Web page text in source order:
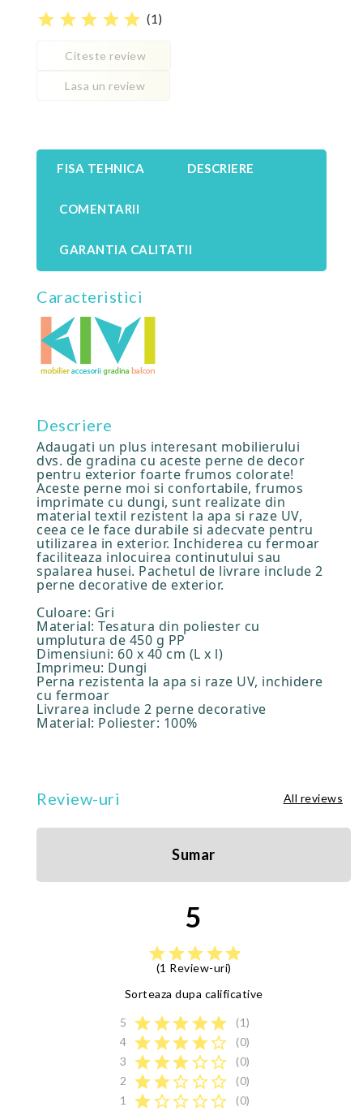
star star star star star (1)
Citeste review
Lasa un review
FISA TEHNICA DESCRIERE
COMENTARII
GARANTIA CALITATII
Caracteristici
Descriere
Adaugati un plus interesant mobilierului
dvs. de gradina cu aceste perne de decor
pentru exterior foarte frumos colorate!
Aceste perne moi si confortabile, frumos
imprimate cu dungi, sunt realizate din
material textil rezistent la apa si raze UV,
ceea ce le face durabile si adecvate pentru
utilizarea in exterior. Inchiderea cu fermoar
faciliteaza inlocuirea continutului sau
spalarea husei. Pachetul de livrare include 2
perne decorative de exterior.
Culoare: Gri
Material: Tesatura din poliester cu
umplutura de 450 g PP
Dimensiuni: 60 x 40 cm (L x l)
Imprimeu: Dungi
Perna rezistenta la apa si raze UV, inchidere
cu fermoar
Livrarea include 2 perne decorative
Material: Poliester: 100%
Review-uri All reviews
Sumar
5
starstarstarstarstar
(1 Review-uri)
Sorteaza dupa calificative
5 starstarstarstarstar
(1)
4 starstarstarstarstar_border
(0)
3
starstarstarstar_borderstar_border
(0)
2
starstarstar_borderstar_borderstar_border
(0)
1
starstar_borderstar_borderstar_borderstar_border (0)